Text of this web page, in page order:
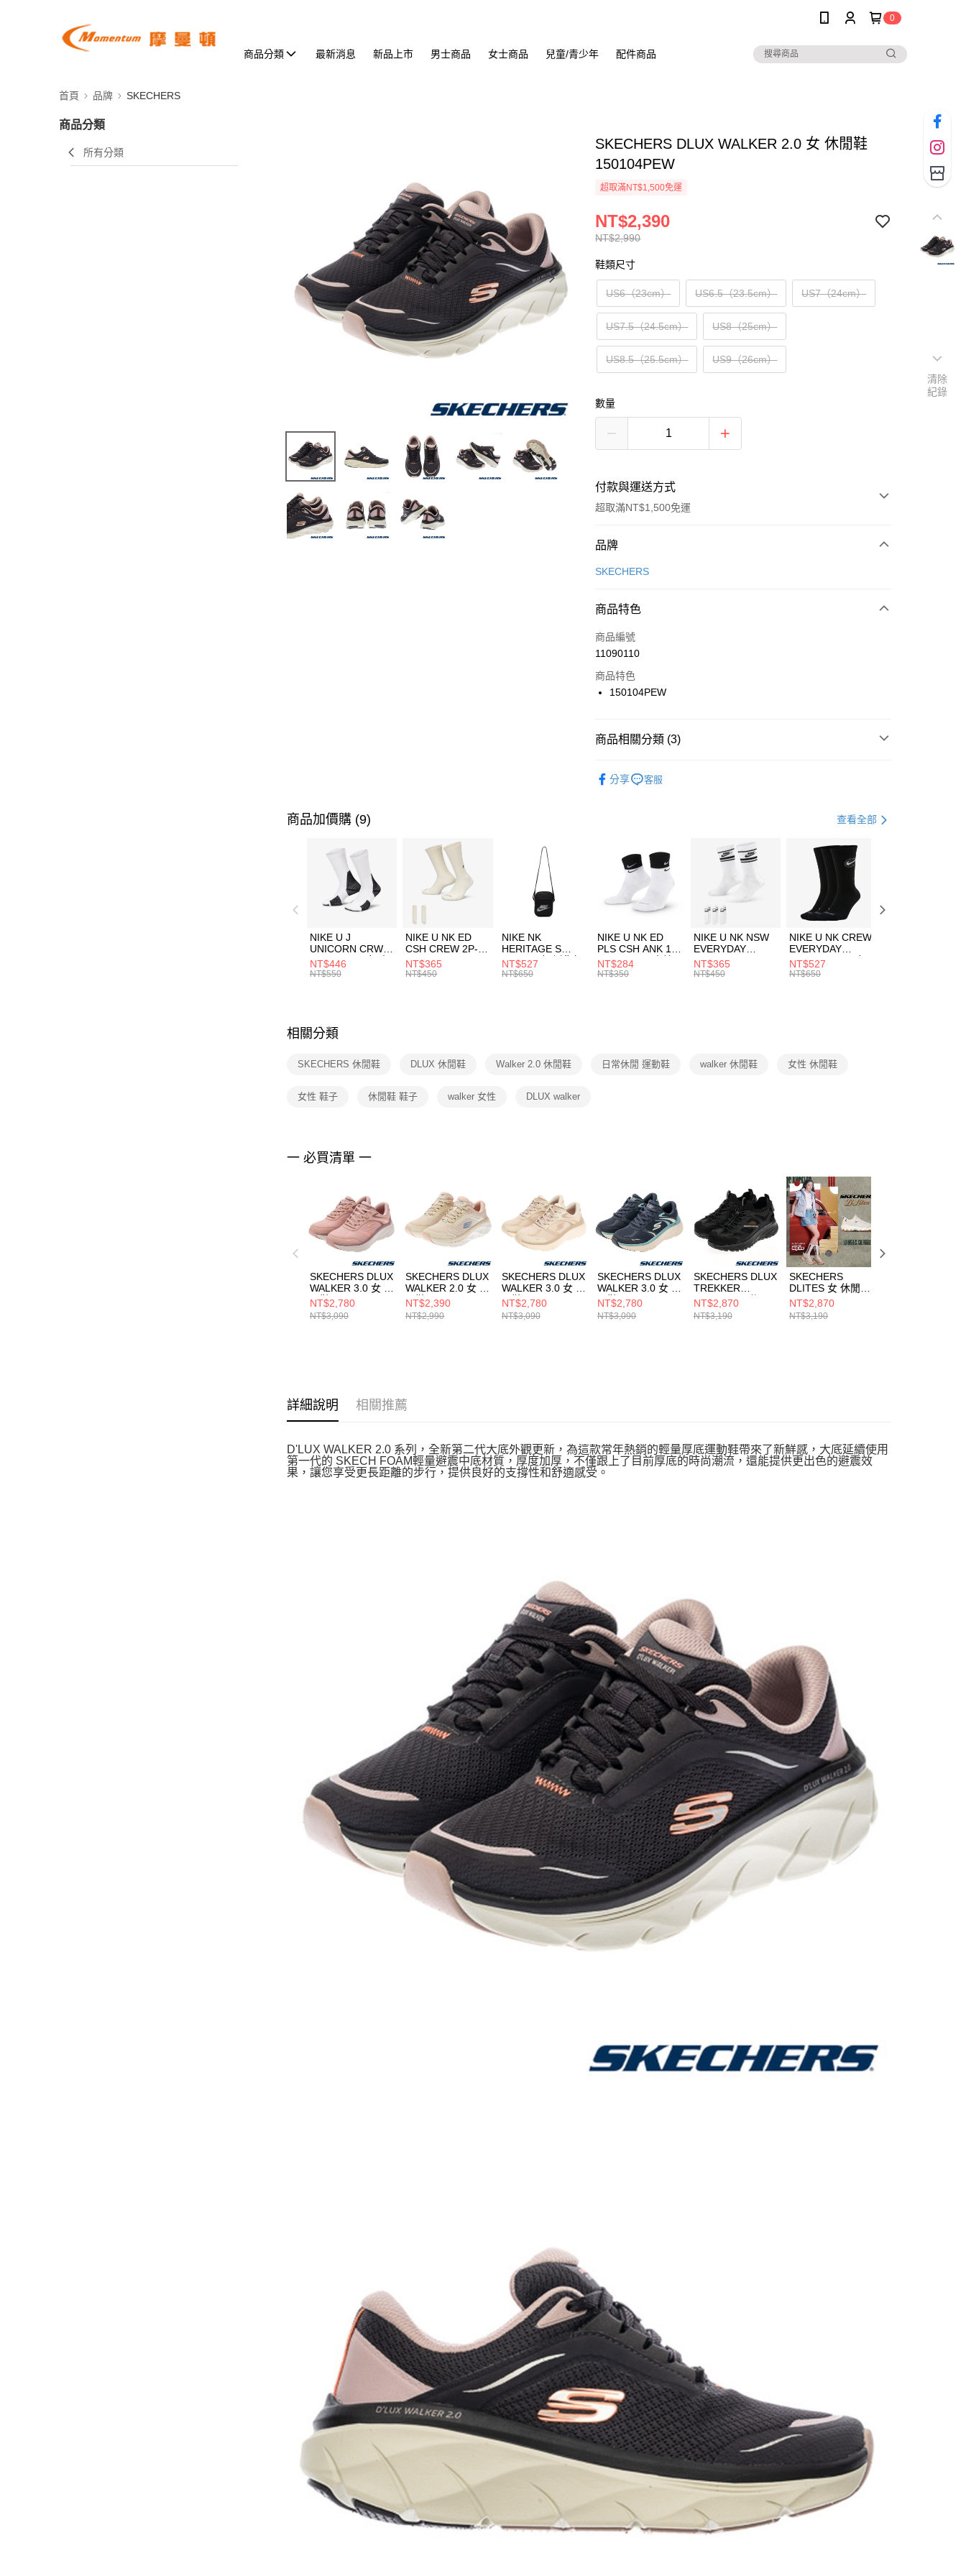
0
商品分類 最新消息 新品上市 男士商品 女士商品 兒童/青少年 配件商品
首頁 品牌 SKECHERS
商品分類
所有分類
SKECHERS DLUX WALKER 2.0 女 休閒鞋
150104PEW
超取滿NT$1,500免運
NT$2,990
NT$2,390
鞋類尺寸
US6（23cm） US6.5（23.5cm） US7（24cm）
US7.5（24.5cm） US8（25cm）
US8.5（25.5cm） US9（26cm）
數量
付款與運送方式
超取滿NT$1,500免運
付款方式
信用卡一次付款
合作金庫商業銀行
華南商業銀行
上海商業儲蓄銀行
國泰世華商業銀行
聯邦商業銀行
台新國際商業銀行
LINE Pay
Apple Pay
【關於「AFTEE先享後付」】
３．安心：先確認商品／服務後，再付款。
【「AFTEE先享後付」結帳流程】
１．於結帳方式選擇「AFTEE先享後付」後，將跳轉至「AFTEE先享後
付」結帳頁面，進行簡訊認證並確認金額後，即可完成結帳。
２．訂單成立數日內，您將收到繳費通知簡訊。
３．收到繳費通知簡訊後14天內，點擊此簡訊中的連結，可透過四大超商
／ATM／網路銀行／等多元方式進行付款，方視為交易完成。
※ 請注意：結帳手續完成當下不需立刻繳費，但若您需要取消訂單，請聯
絡購買商品的店家。未經商家同意取消之訂單仍視為有效，需透過AFTEE
先享後付繳納相關費用。
１．透過由恩沛科技股份有限公司提供之「AFTEE先享後付」服務完成之
交易，需依本服務之必要範圍內提供個人資料，並將交易相關給付款項請
５．嚴禁一人註冊多個帳號或使用他人資訊註冊。若發現惡意使用之情
形，恩沛科技股份有限公司將有權停止該用戶之使用額度並採取法律行
動。
每筆NT$100，滿NT$1,500(含以上)免運費
每筆NT$100，滿NT$1,500(含以上)免運費
付款後門市自取
每筆NT$100，滿NT$1,500(含以上)免運費
品牌
SKECHERS
商品特色
商品編號
11090110
商品特色
150104PEW
商品相關分類 (3)
分享 客服
商品加價購 (9) 查看全部
NIKE U J
UNICORN CRW
1PR -160 男女 中
統襪 FZ3393100
NT$446
NT$550
NIKE U NK ED
CSH CREW 2P-
144 EMBRDY 男
女 短統襪
NT$365
NT$450
NIKE NK
HERITAGE S
SMIT 男女 側背包
BA5871010
NT$527
NT$650
NIKE U NK ED
PLS CSH ANK 1P
144 DBL 男 中統
襪 DH4058104
NT$284
NT$350
NIKE U NK NSW
EVERYDAY
ESSENTIAL CR
男女 短統襪
NT$365
NT$450
NIKE U NK CREW
EVERYDAY
BBALL 3PR 男女
長統襪
NT$527
NT$650
相關分類
SKECHERS 休閒鞋 DLUX 休閒鞋 Walker 2.0 休閒鞋 日常休閒 運動鞋 walker 休閒鞋 女性 休閒鞋
女性 鞋子 休閒鞋 鞋子 walker 女性 DLUX walker
一 必買清單 一
SKECHERS DLUX
WALKER 3.0 女 休
閒鞋 150392MVE
NT$2,780
NT$3,090
SKECHERS DLUX
WALKER 2.0 女 休
閒鞋 150104NTPK
NT$2,390
NT$2,990
SKECHERS DLUX
WALKER 3.0 女 休
閒鞋 150392NAT
NT$2,780
NT$3,090
SKECHERS DLUX
WALKER 3.0 女 休
閒鞋 150392NVBL
NT$2,780
NT$3,090
SKECHERS DLUX
TREKKER
SANDAL 男 休閒
鞋 237639BBK
NT$2,870
NT$3,190
SKECHERS
DLITES 女 休閒鞋
150537NTTP
NT$2,870
NT$3,190
詳細說明 相關推薦
D'LUX WALKER 2.0 系列，全新第二代大底外觀更新，為這款常年熱銷的輕量厚底運動鞋帶來了新鮮感，大底延續使用
第一代的 SKECH FOAM輕量避震中底材質，厚度加厚，不僅跟上了目前厚底的時尚潮流，還能提供更出色的避震效
果，讓您享受更長距離的步行，提供良好的支撐性和舒適感受。
清除
紀錄